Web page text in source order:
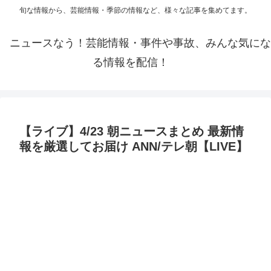
旬な情報から、芸能情報・季節の情報など、様々な記事を集めてます。
ニュースなう！芸能情報・事件や事故、みんな気にな
る情報を配信！
【ライブ】4/23 朝ニュースまとめ 最新情
報を厳選してお届け ANN/テレ朝【LIVE】